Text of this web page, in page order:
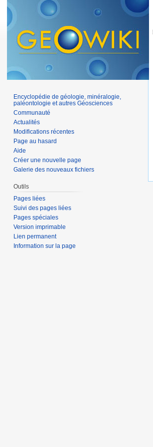
Encyclopédie de géologie, minéralogie,
paléontologie et autres Géosciences
Communauté
Actualités
Modifications récentes
Page au hasard
Aide
Créer une nouvelle page
Galerie des nouveaux fichiers
Outils
Pages liées
Suivi des pages liées
Pages spéciales
Version imprimable
Lien permanent
Information sur la page